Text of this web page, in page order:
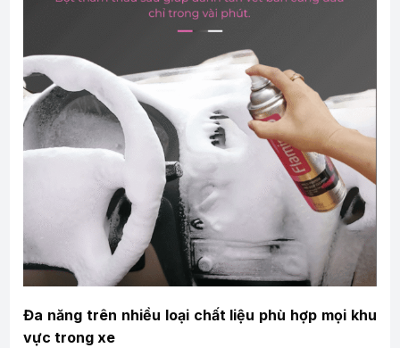
Đa năng trên nhiều loại chất liệu phù hợp mọi khu
vực trong xe